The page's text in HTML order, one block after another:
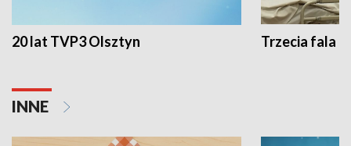
20 lat TVP3 Olsztyn Trzecia fala -
INNE